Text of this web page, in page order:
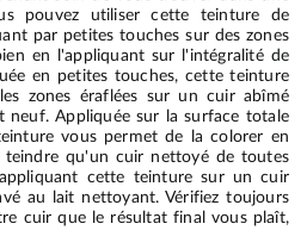
pouvez utiliser cette teinture de
par petites touches sur des zones
en l'appliquant sur l'intégralité de
en petites touches, cette teinture
zones éraflées sur un cuir abîmé
neuf. Appliquée sur la surface totale
vous permet de la colorer en
teindre qu'un cuir nettoyé de toutes
cette teinture sur un cuir
au lait nettoyant. Vérifiez toujours
cuir que le résultat final vous plaît,